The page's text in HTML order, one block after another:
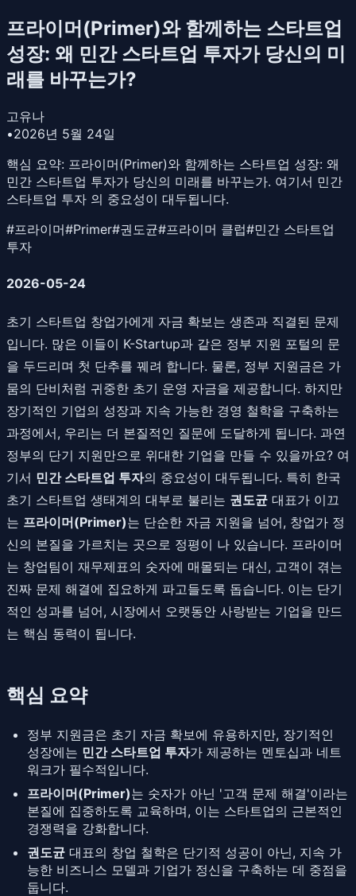
프라이머(Primer)와 함께하는 스타트업
성장: 왜 민간 스타트업 투자가 당신의 미
래를 바꾸는가?
고유나
•2026년 5월 24일
핵심 요약: 프라이머(Primer)와 함께하는 스타트업 성장: 왜
민간 스타트업 투자가 당신의 미래를 바꾸는가. 여기서 민간
스타트업 투자 의 중요성이 대두됩니다.
#프라이머#Primer#권도균#프라이머 클럽#민간 스타트업
투자
2026-05-24
초기 스타트업 창업가에게 자금 확보는 생존과 직결된 문제
입니다. 많은 이들이 K-Startup과 같은 정부 지원 포털의 문
을 두드리며 첫 단추를 꿰려 합니다. 물론, 정부 지원금은 가
뭄의 단비처럼 귀중한 초기 운영 자금을 제공합니다. 하지만
장기적인 기업의 성장과 지속 가능한 경영 철학을 구축하는
과정에서, 우리는 더 본질적인 질문에 도달하게 됩니다. 과연
정부의 단기 지원만으로 위대한 기업을 만들 수 있을까요? 여
기서 민간 스타트업 투자의 중요성이 대두됩니다. 특히 한국
초기 스타트업 생태계의 대부로 불리는 권도균 대표가 이끄
는 프라이머(Primer)는 단순한 자금 지원을 넘어, 창업가 정
신의 본질을 가르치는 곳으로 정평이 나 있습니다. 프라이머
는 창업팀이 재무제표의 숫자에 매몰되는 대신, 고객이 겪는
진짜 문제 해결에 집요하게 파고들도록 돕습니다. 이는 단기
적인 성과를 넘어, 시장에서 오랫동안 사랑받는 기업을 만드
는 핵심 동력이 됩니다.
핵심 요약
정부 지원금은 초기 자금 확보에 유용하지만, 장기적인
성장에는 민간 스타트업 투자가 제공하는 멘토십과 네트
워크가 필수적입니다.
프라이머(Primer)는 숫자가 아닌 '고객 문제 해결'이라는
본질에 집중하도록 교육하며, 이는 스타트업의 근본적인
경쟁력을 강화합니다.
권도균 대표의 창업 철학은 단기적 성공이 아닌, 지속 가
능한 비즈니스 모델과 기업가 정신을 구축하는 데 중점을
둡니다.